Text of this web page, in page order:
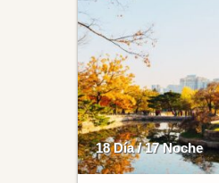
18 Día / 17 Noche